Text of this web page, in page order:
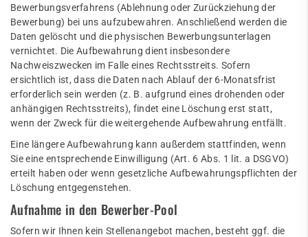
Bewerbungsverfahrens (Ablehnung oder Zurückziehung der
Bewerbung) bei uns aufzubewahren. Anschließend werden die
Daten gelöscht und die physischen Bewerbungsunterlagen
vernichtet. Die Aufbewahrung dient insbesondere
Nachweiszwecken im Falle eines Rechtsstreits. Sofern
ersichtlich ist, dass die Daten nach Ablauf der 6-Monatsfrist
erforderlich sein werden (z. B. aufgrund eines drohenden oder
anhängigen Rechtsstreits), findet eine Löschung erst statt,
wenn der Zweck für die weitergehende Aufbewahrung entfällt.
Eine längere Aufbewahrung kann außerdem stattfinden, wenn
Sie eine entsprechende Einwilligung (Art. 6 Abs. 1 lit. a DSGVO)
erteilt haben oder wenn gesetzliche Aufbewahrungspflichten der
Löschung entgegenstehen.
Aufnahme in den Bewerber-Pool
Sofern wir Ihnen kein Stellenangebot machen, besteht ggf. die